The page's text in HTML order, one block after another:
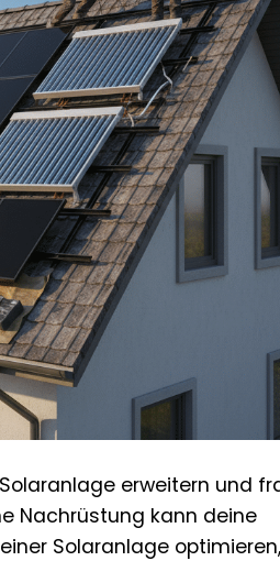
erweitern und
Nachrüstung kann deine
Solaranlage